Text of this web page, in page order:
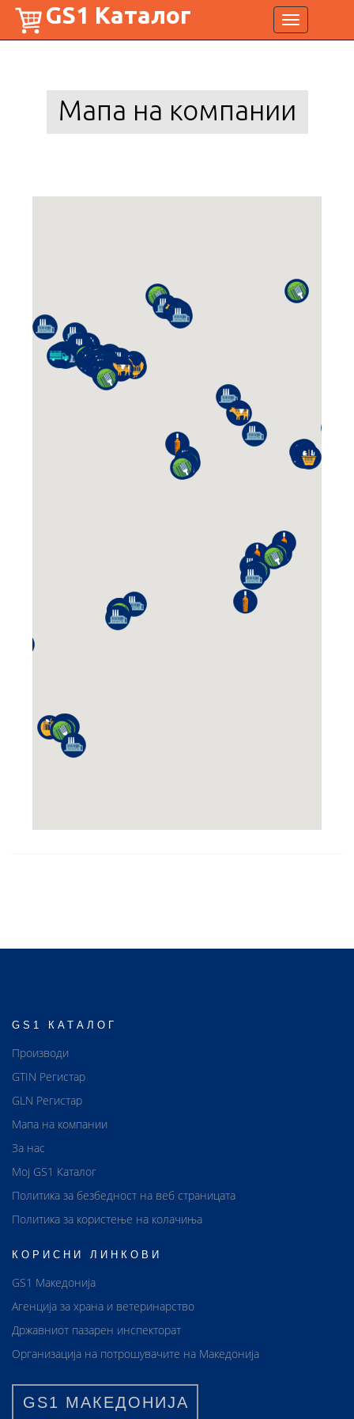
Toggle
navigation
GS1 Каталог
Мапа на компании
GS1 КАТАЛОГ
Производи
GTIN Регистар
GLN Регистар
Мапа на компании
За нас
Мој GS1 Каталог
Политика за безбедност на веб страницата
Политика за користење на колачиња
КОРИСНИ ЛИНКОВИ
GS1 Македонија
Агенција за храна и ветеринарство
Државниот пазарен инспекторат
Организација на потрошувачите на Македонија
GS1 МАКЕДОНИЈА